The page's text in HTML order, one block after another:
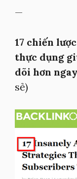
—
17 chiến
thực dụng
dõi hơn
sẻ)